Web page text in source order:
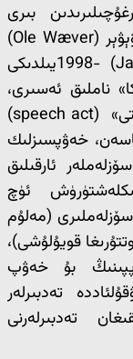
بىرى
بولغان بارى بۇزان (Barry Buzan)، ئولې ۋېۋېر (Ole Wæver)
ۋە جاپ دې ۋىلدېنىڭ (Jaap de Wilde) -1998يىلدىكى
ناملىق ئەسىرى،
خەۋپسىزلىكلەشتۈرۈشنى «سۆزلەم ھەرىكىتى» (speech act)
خەۋپسىزلىك
ئارقىلىق
ئۈچ
(مەلۇم
قويۇلۇشى)،
بۇ خەۋپ
تەدبىرلەر
تەدبىرلەرنى